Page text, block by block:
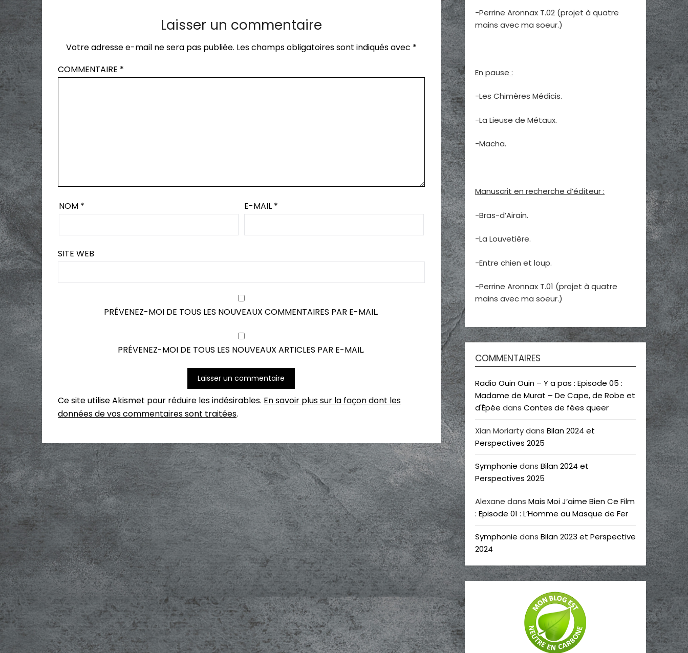
Laisser un commentaire
Votre adresse e-mail ne sera pas publiée. Les champs obligatoires sont indiqués avec *
COMMENTAIRE *
NOM * E-MAIL *
SITE WEB
PRÉVENEZ-MOI DE TOUS LES NOUVEAUX COMMENTAIRES PAR E-MAIL.
PRÉVENEZ-MOI DE TOUS LES NOUVEAUX ARTICLES PAR E-MAIL.
Ce site utilise Akismet pour réduire les indésirables. En savoir plus sur la façon dont les
données de vos commentaires sont traitées.
-Perrine Aronnax T.02 (projet à quatre
mains avec ma soeur.)
En pause :
-Les Chimères Médicis.
-La Lieuse de Métaux.
-Macha.
Manuscrit en recherche d’éditeur :
-Bras-d’Airain.
-La Louvetière.
-Entre chien et loup.
-Perrine Aronnax T.01 (projet à quatre
mains avec ma soeur.)
COMMENTAIRES
Radio Ouin Ouin – Y a pas : Episode 05 :
Madame de Murat – De Cape, de Robe et
d'Épée dans Contes de fées queer
Xian Moriartydans Bilan 2024 et
Perspectives 2025
Symphonie dans Bilan 2024 et
Perspectives 2025
Alexane dans Mais Moi J’aime Bien Ce Film
: Episode 01 : L’Homme au Masque de Fer
Symphonie dans Bilan 2023 et Perspective
2024